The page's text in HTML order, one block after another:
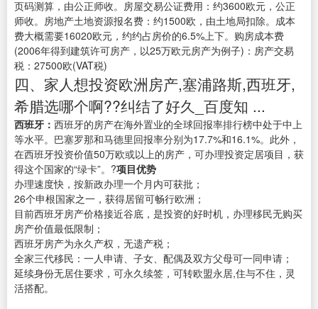
页码测算，由公正师收。房屋交易公证费用：约3600欧元，公正
师收。房地产土地资源报名费：约1500欧，由土地局扣除。成本
费大概需要16020欧元，约约占房价的6.5%上下。购房成本费
(2006年得到建筑许可房产，以25万欧元房产为例子)：房产交易
税：27500欧(VAT税)
四、家人想投资欧洲房产,塞浦路斯,西班牙,
希腊选哪个啊??纠结了好久_百度知 ...
西班牙： 西班牙的房产在海外置业的全球回报率排行榜中处于中上
等水平。巴塞罗那和马德里回报率分别为17.7%和16.1%。此外，
在西班牙投资价值50万欧或以上的房产，可办理投资定居项目，获
得这个国家的“绿卡”。?项目优势
办理速度快，按新政办理一个月内可获批；
26个申根国家之一，获得居留可畅行欧洲；
目前西班牙房产价格接近谷底，是投资的好时机，办理移民无购买
房产价值最低限制；
西班牙房产为永久产权，无遗产税；
全家三代移民：一人申请、子女、配偶及双方父母可一同申请；
延续身份无居住要求，可永久续签，可转欧盟永居,住与不住，灵
活搭配。